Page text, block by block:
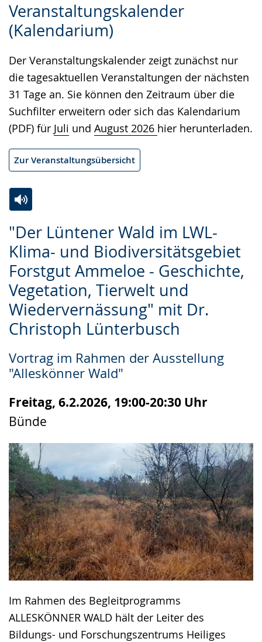
Veranstaltungskalender
(Kalendarium)
Der Veranstaltungskalender zeigt zunächst nur
die tagesaktuellen Veranstaltungen der nächsten
31 Tage an. Sie können den Zeitraum über die
Suchfilter erweitern oder sich das Kalendarium
(PDF) für Juli und August 2026 hier herunterladen.
Leichten
Sprache
Audio-
Unterstützung.
Video
in
Gebärdensprache
wird
angezeigt.
Zur Veranstaltungsübersicht
"Der Lüntener Wald im LWL-
Klima- und Biodiversitätsgebiet
Forstgut Ammeloe - Geschichte,
Vegetation, Tierwelt und
Wiedervernässung" mit Dr.
Christoph Lünterbusch
Vortrag im Rahmen der Ausstellung
"Alleskönner Wald"
Freitag, 6.2.2026, 19:00-20:30 Uhr
Bünde
Im Rahmen des Begleitprogramms
ALLESKÖNNER WALD hält der Leiter des
Bildungs- und Forschungszentrums Heiliges
Leichten
Sprache
wechseln.
Audio-
Unterstützung.
Video
in
Deutscher
Gebärdensprache
wird
angezeigt.